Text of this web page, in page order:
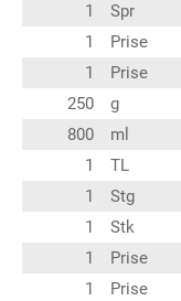
1
Spr
1
Prise
1
Prise
250
g
800
ml
1
TL
1
Stg
1
Stk
1
Prise
1
Prise